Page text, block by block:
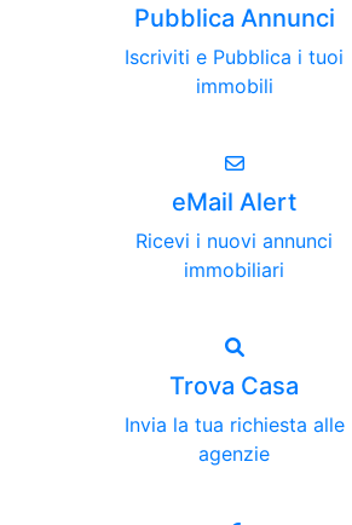
Pubblica Annunci
Iscriviti e Pubblica i tuoi
immobili
eMail Alert
Ricevi i nuovi annunci
immobiliari
Trova Casa
Invia la tua richiesta alle
agenzie